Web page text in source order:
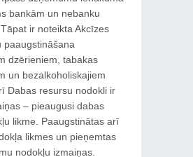
bankām un nebanku
ir noteikta Akcīzes
paaugstināšana
dzērieniem, tabakas
un bezalkoholiskajiem
Dabas resursu nodokli ir
– pieaugusi dabas
likme. Paaugstinātas arī
likmes un pieņemtas
nodokļu izmaiņas.